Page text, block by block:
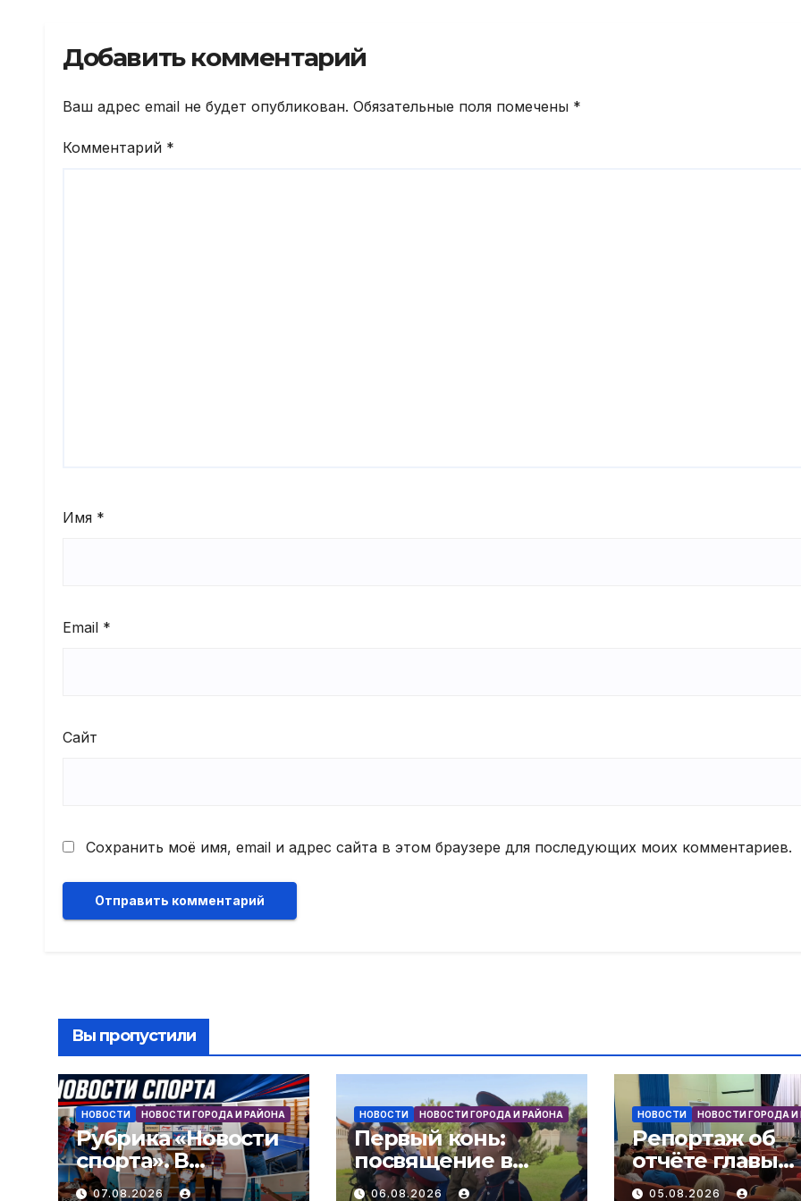
Добавить комментарий
Ваш адрес email не будет опубликован. Обязательные поля помечены *
Комментарий *
Имя *
Email *
Сайт
Сохранить моё имя, email и адрес сайта в этом браузере для последующих моих комментариев.
Вы пропустили
НОВОСТИ НОВОСТИ ГОРОДА И РАЙОНА
Рубрика «Новости
спорта». В
Миллерово
07.08.2026
НОВОСТИ НОВОСТИ ГОРОДА И РАЙОНА
Первый конь:
посвящение в
казаки! В слободе
06.08.2026
НОВОСТИ НОВОСТИ ГОРОДА И
Репортаж об
отчёте главы
05.08.2026